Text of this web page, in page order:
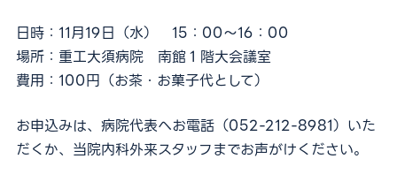
外来担当医表
採用情報 医療関係者の方
日時：11月19日（水） 15：00～16：00
場所：重工大須病院 南館１階大会議室
費用：100円（お茶・お菓子代として）
お申込みは、病院代表へお電話（052-212-8981）いた
だくか、当院内科外来スタッフまでお声がけください。